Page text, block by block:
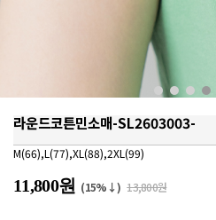
라운드코튼민소매-SL2603003-
M(66),L(77),XL(88),2XL(99)
11,800원 (15%↓) 13,800원